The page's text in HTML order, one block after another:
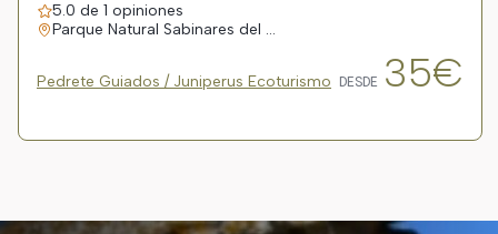
5.0 de 1 opiniones
Parque Natural Sabinares del …
Pedrete Guiados / Juniperus Ecoturismo DESDE 35€